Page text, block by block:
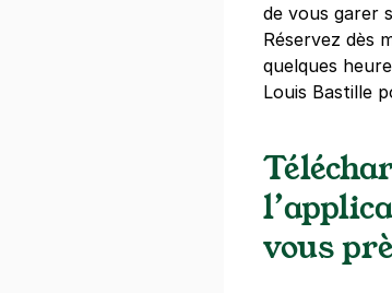
4,50 €/heure,39
Réserver
de vous garer
Réservez dès
quelques
Louis Bastille
vous